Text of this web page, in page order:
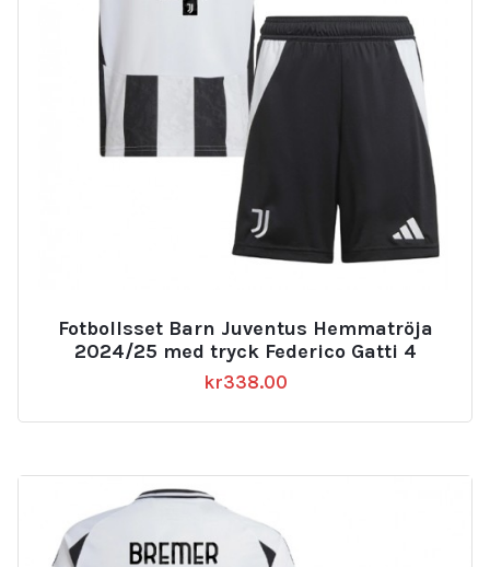
Fotbollsset Barn Juventus Hemmatröja
2024/25 med tryck Federico Gatti 4
kr338.00